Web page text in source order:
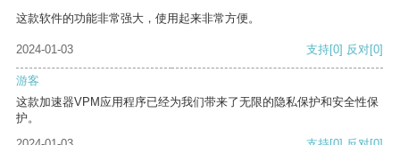
这款软件的功能非常强大，使用起来非常方便。
2024-01-03 支持[0] 反对[0]
游客
这款加速器VPM应用程序已经为我们带来了无限的隐私保护和安全性保
护。